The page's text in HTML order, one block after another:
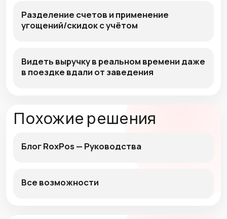
Разделение счетов и применение
угощений/скидок с учётом
Видеть выручку в реальном времени даже
в поездке вдали от заведения
Похожие решения
Блог RoxPos — Руководства
Все возможности